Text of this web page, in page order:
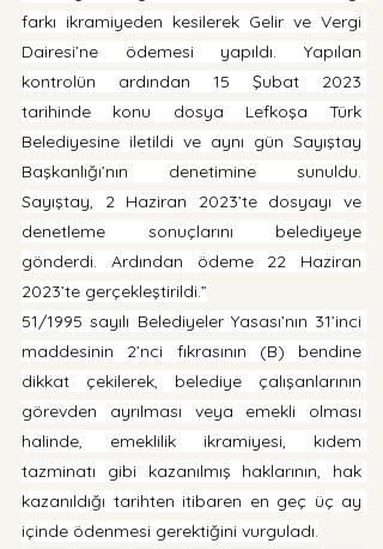
farkı ikramiyeden kesilerek Gelir ve Vergi
Dairesi’ne ödemesi yapıldı. Yapılan
kontrolün ardından 15 Şubat 2023
tarihinde konu dosya Lefkoşa Türk
Belediyesine iletildi ve aynı gün Sayıştay
Başkanlığı’nın denetimine sunuldu.
Sayıştay, 2 Haziran 2023’te dosyayı ve
denetleme sonuçlarını belediyeye
gönderdi. Ardından ödeme 22 Haziran
2023’te gerçekleştirildi.”
51/1995 sayılı Belediyeler Yasası’nın 31’inci
maddesinin 2’nci fıkrasının (B) bendine
dikkat çekilerek, belediye çalışanlarının
görevden ayrılması veya emekli olması
halinde, emeklilik ikramiyesi, kıdem
tazminatı gibi kazanılmış haklarının, hak
kazanıldığı tarihten itibaren en geç üç ay
içinde ödenmesi gerektiğini vurguladı.